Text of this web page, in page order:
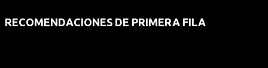
RECOMENDACIONES DE PRIMERA FILA